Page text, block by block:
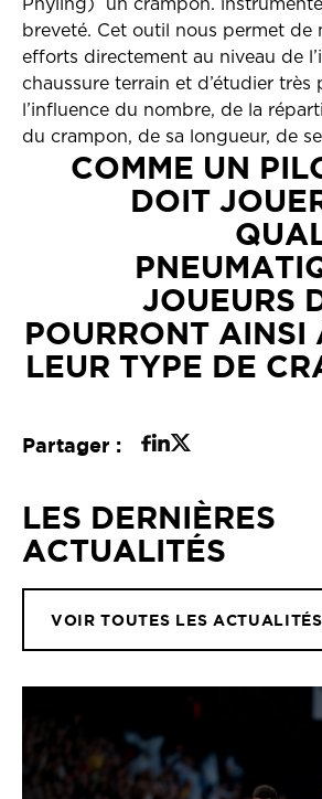
Phyling) un crampon.
breveté. Cet outil nous permet de
efforts directement au niveau de
chaussure terrain et d’étudier très
l’influence du nombre, de la
du crampon, de sa longueur, de
COMME UN
DOIT
JOUEURS
POURRONT AINSI
LEUR TYPE DE
Partager :
LES DERNIÈRES
ACTUALITÉS
VOIR TOUTES LES ACTUALITÉS